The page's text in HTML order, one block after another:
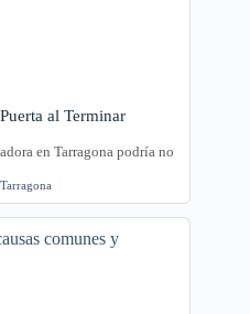
al Terminar
en Tarragona podría no
Tarragona